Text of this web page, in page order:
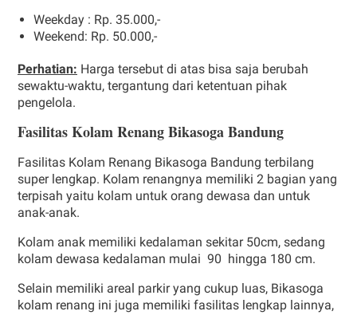
Weekday : Rp. 35.000,-
Weekend: Rp. 50.000,-
Perhatian: Harga tersebut di atas bisa saja berubah
sewaktu-waktu, tergantung dari ketentuan pihak
pengelola.
Fasilitas Kolam Renang Bikasoga Bandung
Fasilitas Kolam Renang Bikasoga Bandung terbilang
super lengkap. Kolam renangnya memiliki 2 bagian yang
terpisah yaitu kolam untuk orang dewasa dan untuk
anak-anak.
Kolam anak memiliki kedalaman sekitar 50cm, sedang
kolam dewasa kedalaman mulai 90 hingga 180 cm.
Selain memiliki areal parkir yang cukup luas, Bikasoga
kolam renang ini juga memiliki fasilitas lengkap lainnya,